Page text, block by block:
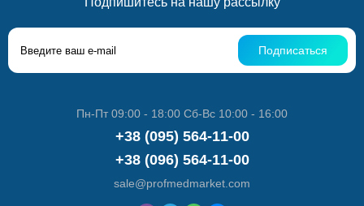
Подписаться
Пн-Пт 09:00 - 18:00 Сб-Вс 10:00 - 16:00
+38 (095) 564-11-00
+38 (096) 564-11-00
sale@profmedmarket.com